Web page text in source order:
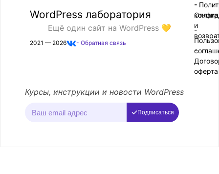
WordPress лаборатория
Ещё один сайт на WordPress 💛
2021 — 2026 - Обратная связь
-
-
-
Оплата
и
-
оферта
Курсы, инструкции и новости WordPress
Подписаться